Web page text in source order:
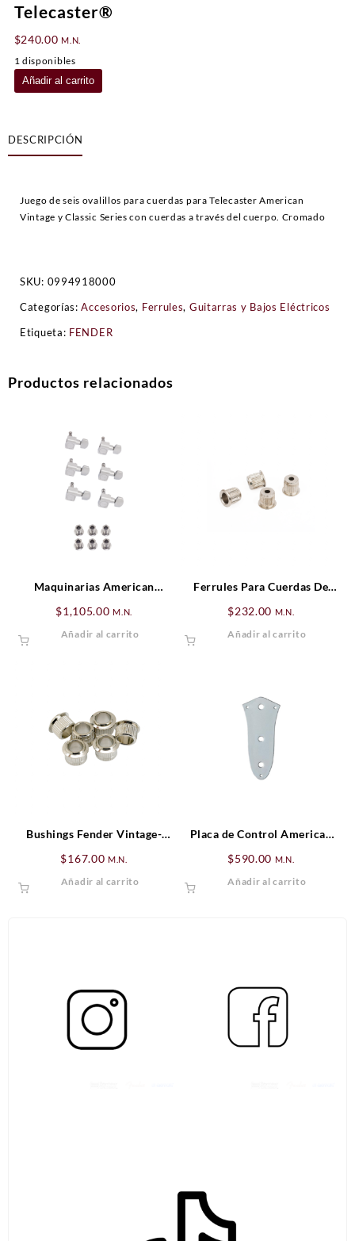
Telecaster®
$240.00 M.N.
1 disponibles
Férrules
Fender
vintage-
style
Añadir al carrito
DESCRIPCIÓN
Juego de seis ovalillos para cuerdas para Telecaster American
Vintage y Classic Series con cuerdas a través del cuerpo. Cromado
SKU: 0994918000
Categorías:Accesorios, Ferrules, Guitarras y Bajos Eléctricos
Etiqueta: FENDER
Productos relacionados
Maquinarias American
Cromado (6)
$1,105.00 M.N.
Añadir al carrito
Ferrules Para Cuerdas De
$232.00 M.N.
Añadir al carrito
Bushings Fender Vintage-
$167.00 M.N.
Añadir al carrito
Placa de Control American
Cromada (3-Orificios)
$590.00 M.N.
Añadir al carrito